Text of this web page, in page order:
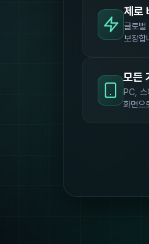
제로
글로벌
보장합
모든
PC, 스
화면으